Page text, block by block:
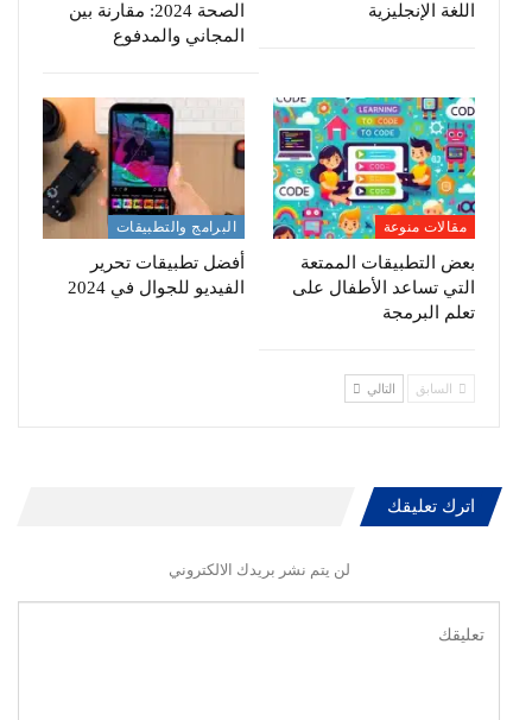
اللغة الإنجليزية
الصحة 2024: مقارنة بين
المجاني والمدفوع
مقالات منوعة
بعض التطبيقات الممتعة
التي تساعد الأطفال على
تعلم البرمجة
البرامج والتطبيقات
أفضل تطبيقات تحرير
الفيديو للجوال في 2024
السابق التالي
اترك تعليقك
لن يتم نشر بريدك الالكتروني